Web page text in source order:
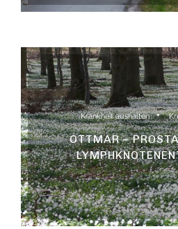
Krankheit aushalten
OTTMAR –